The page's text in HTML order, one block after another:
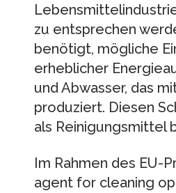
zu entsprechen
benötigt, mögliche
erheblicher
und Abwasser, das
produziert. Diesen
als Reinigungsmittel
Im Rahmen des EU-
agent for cleaning